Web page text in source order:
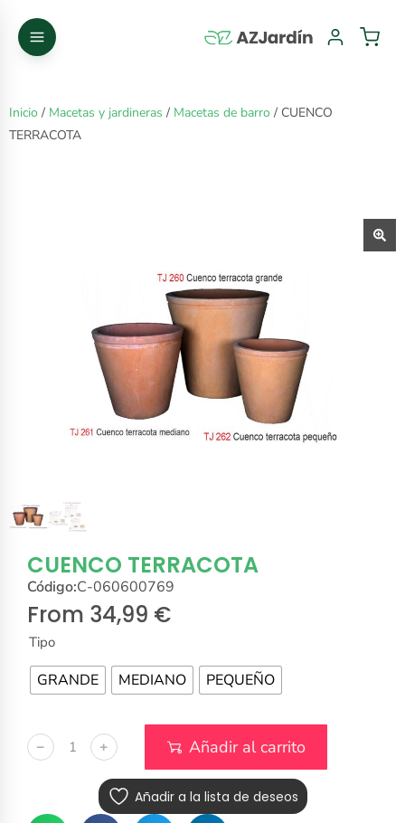
Inicio / Macetas y jardineras / Macetas de barro / CUENCO
TERRACOTA
CUENCO TERRACOTA
Código:C-060600769
From 34,99 €
Tipo
GRANDE MEDIANO PEQUEÑO
﹣ ﹢ Añadir al carrito
Añadir a la lista de deseos